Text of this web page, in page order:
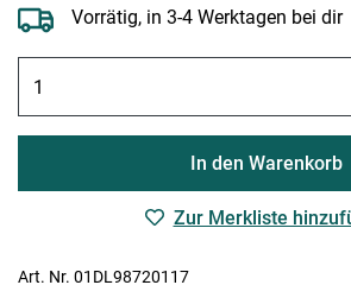
Vorrätig, in 3-4 Werktagen bei dir
In den Warenkorb
Zur Merkliste
Art. Nr. 01DL98720117